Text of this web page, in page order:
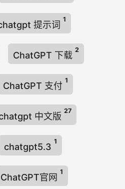
提示词
1
ChatGPT 下载
2
ChatGPT 支付
1
中文版
27
chatgpt5.3
1
ChatGPT官网
1